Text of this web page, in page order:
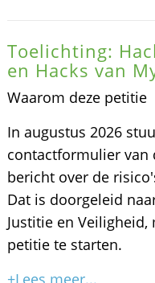
Toelichting:
en Hacks van
Waarom deze petitie
In augustus 2026
contactformulier van
bericht over de
Dat is doorgeleid
Justitie en
petitie te starten.
+Lees meer...